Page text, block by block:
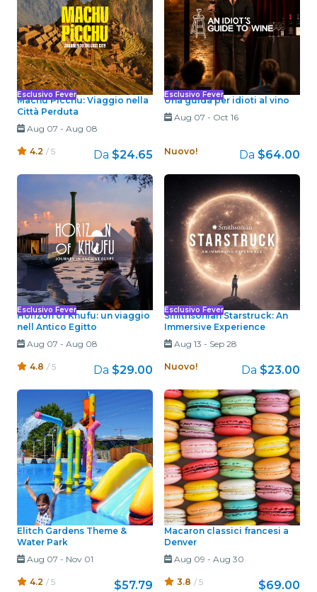
Esclusivo Fever
Machu Picchu: Viaggio nella
Città Perduta
Aug 07 - Aug 08
4.2 / 5 Da $24.65
Esclusivo Fever
Una guida per idioti al vino
Aug 07 - Oct 16
Nuovo! Da $64.00
Esclusivo Fever
Horizon of Khufu: un viaggio
nell Antico Egitto
Aug 07 - Aug 08
4.8 / 5 Da $29.00
Esclusivo Fever
Smithsonian Starstruck: An
Immersive Experience
Aug 13 - Sep 28
Nuovo! Da $23.00
Elitch Gardens Theme &
Water Park
Aug 07 - Nov 01
4.2 / 5 $57.79
Macaron classici francesi a
Denver
Aug 09 - Aug 30
3.8 / 5 $69.00